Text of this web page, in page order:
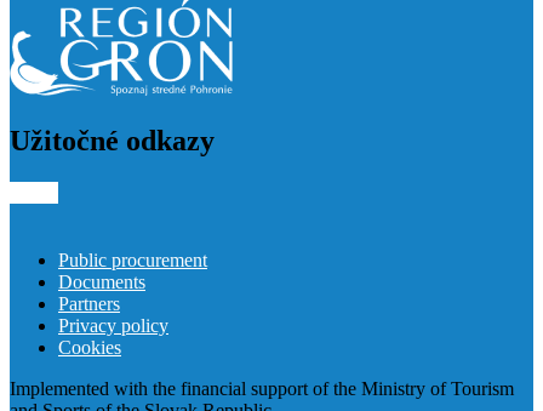
Užitočné odkazy
Public procurement
Documents
Partners
Privacy policy
Cookies
Implemented with the financial support of the Ministry of Tourism